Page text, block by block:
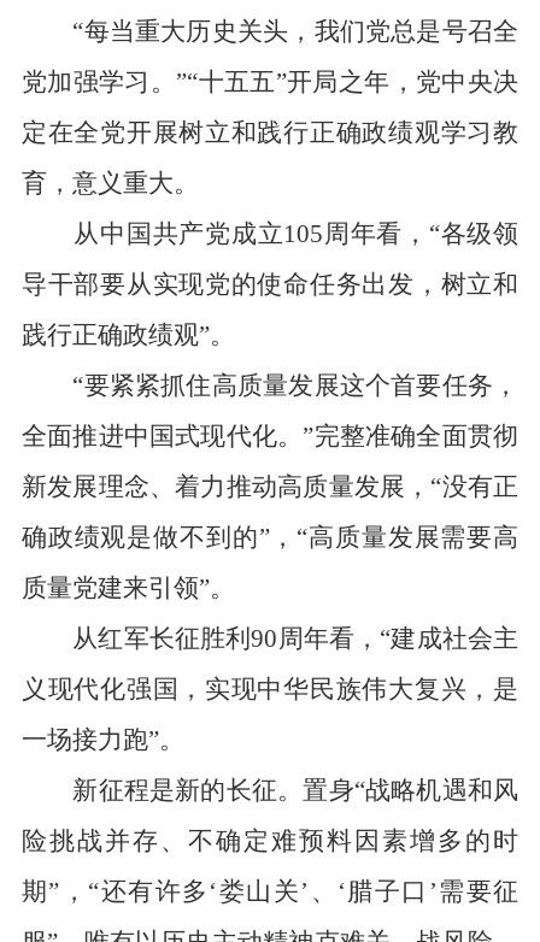
“每当重大历史关头，我们党总是号召全
党加强学习。”“十五五”开局之年，党中央决
定在全党开展树立和践行正确政绩观学习教
育，意义重大。
从中国共产党成立105周年看，“各级领
导干部要从实现党的使命任务出发，树立和
践行正确政绩观”。
“要紧紧抓住高质量发展这个首要任务，
全面推进中国式现代化。”完整准确全面贯彻
新发展理念、着力推动高质量发展，“没有正
确政绩观是做不到的”，“高质量发展需要高
质量党建来引领”。
从红军长征胜利90周年看，“建成社会主
义现代化强国，实现中华民族伟大复兴，是
一场接力跑”。
新征程是新的长征。置身“战略机遇和风
险挑战并存、不确定难预料因素增多的时
期”，“还有许多‘娄山关’、‘腊子口’需要征